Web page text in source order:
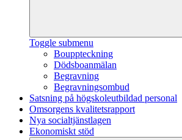
Toggle submenu
Bouppteckning
Dödsboanmälan
Begravning
Begravningsombud
Satsning på högskoleutbildad personal
Omsorgens kvalitetsrapport
Nya socialtjänstlagen
Ekonomiskt stöd